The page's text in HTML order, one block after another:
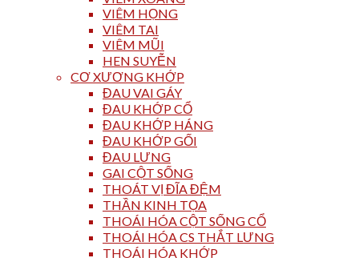
VIÊM HỌNG
VIÊM TAI
VIÊM MŨI
HEN SUYỄN
CƠ XƯƠNG KHỚP
ĐAU VAI GÁY
ĐAU KHỚP CỔ
ĐAU KHỚP HÁNG
ĐAU KHỚP GỐI
ĐAU LƯNG
GAI CỘT SỐNG
THOÁT VỊ ĐĨA ĐỆM
THẦN KINH TỌA
THOÁI HÓA CỘT SỐNG CỔ
THOÁI HÓA CS THẮT LƯNG
THOÁI HÓA KHỚP